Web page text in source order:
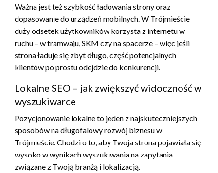
Ważna jest też szybkość ładowania strony oraz
dopasowanie do urządzeń mobilnych. W Trójmieście
duży odsetek użytkowników korzysta z internetu w
ruchu – w tramwaju, SKM czy na spacerze – więc jeśli
strona ładuje się zbyt długo, część potencjalnych
klientów po prostu odejdzie do konkurencji.
Lokalne SEO – jak zwiększyć widoczność w
wyszukiwarce
Pozycjonowanie lokalne to jeden z najskuteczniejszych
sposobów na długofalowy rozwój biznesu w
Trójmieście. Chodzi o to, aby Twoja strona pojawiała się
wysoko w wynikach wyszukiwania na zapytania
związane z Twoją branżą i lokalizacją.